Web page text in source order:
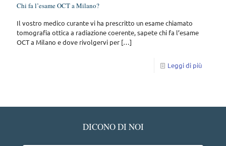
Chi fa l’esame OCT a Milano?
Il vostro medico curante vi ha prescritto un esame chiamato
tomografia ottica a radiazione coerente, sapete chi fa l’esame
OCT a Milano e dove rivolgervi per […]
Leggi di più
DICONO DI NOI